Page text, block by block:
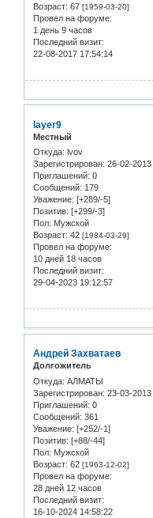
Возраст: 67 [1959-03-20]
Провел на форуме:
1 день 9 часов
Последний визит:
22-08-2017 17:54:14
layer9
Местный
Откуда: lvov
Зарегистрирован: 26-02-2013
Приглашений: 0
Сообщений: 179
Уважение: [+289/-5]
Позитив: [+299/-3]
Пол: Мужской
Возраст: 42 [1984-03-29]
Провел на форуме:
10 дней 18 часов
Последний визит:
29-04-2023 19:12:57
Андрей Захватаев
Долгожитель
Откуда: АЛМАТЫ
Зарегистрирован: 23-03-2013
Приглашений: 0
Сообщений: 361
Уважение: [+252/-1]
Позитив: [+88/-44]
Пол: Мужской
Возраст: 62 [1963-12-02]
Провел на форуме:
28 дней 12 часов
Последний визит:
16-10-2024 14:58:22